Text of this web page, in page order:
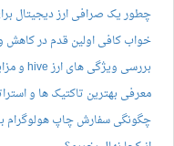
چطور یک صرافی ارز دیجیتال
خواب کافی اولین قدم در
بررسی ویژگی های ارز hive و مزایا و معایب آن
معرفی بهترین تاکتیک ها و
چگونگی سفارش چاپ هولوگرام